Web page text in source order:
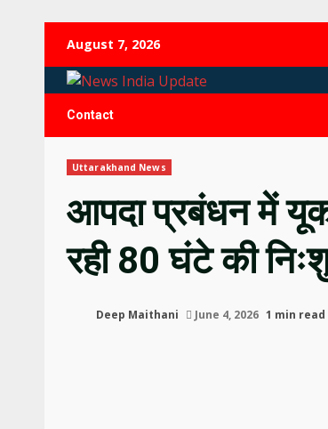
content
August 7, 2026
Contact
Uttarakhand News
आपदा प्रबंधन में
रही 80 घंटे की
Deep Maithani June 4, 2026 1 min read